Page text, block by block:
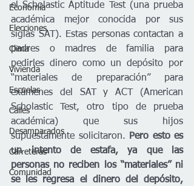
Economía
Elecciones
Clima
Vivienda
Escuelas
Calles
Desamparados
Carreteras
Comunidad
el Scholastic Aptitude Test (una prueba
académica mejor conocida por sus
siglas SAT). Estas personas contactan a
padres o madres de familia para
pedirles dinero como un depósito por
“materiales de preparación” para
exámenes del SAT y ACT (American
Scholastic Test, otro tipo de prueba
académica) que sus hijos
supuestamente solicitaron. Pero esto es
un intento de estafa, ya que las
personas no reciben los “materiales” ni
se les regresa el dinero del depósito,